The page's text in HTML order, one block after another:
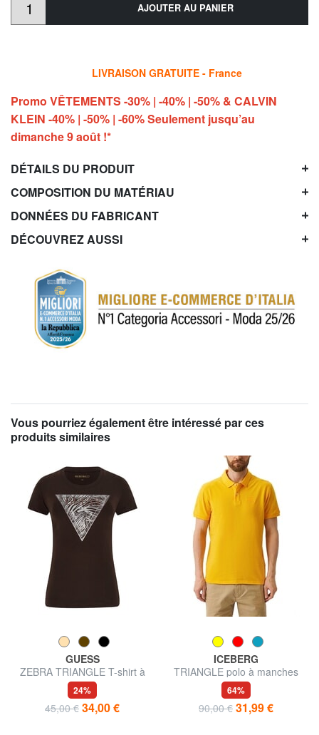
AJOUTER AU PANIER
LIVRAISON GRATUITE - France
Promo VÊTEMENTS -30% | -40% | -50% & CALVIN
KLEIN -40% | -50% | -60% Seulement jusqu’au
dimanche 9 août !*
DÉTAILS DU PRODUIT
COMPOSITION DU MATÉRIAU
DONNÉES DU FABRICANT
DÉCOUVREZ AUSSI
Vous pourriez également être intéressé par ces
produits similaires
GUESS
ZEBRA TRIANGLE T-shirt à
manches courtes
24%
45,00 € 34,00 €
ICEBERG
TRIANGLE polo à manches
courtes
64%
90,00 € 31,99 €